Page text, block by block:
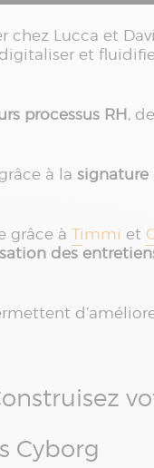
Lucca et
et
processus RH,
à la signature
grâce à Timmi et
des
Cyborg